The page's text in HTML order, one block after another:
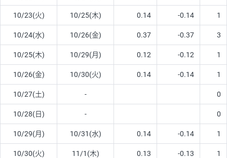
10/23(火) 10/25(木) 0.14 -0.14 1
10/24(水) 10/26(金) 0.37 -0.37 3
10/25(木) 10/29(月) 0.12 -0.12 1
10/26(金) 10/30(火) 0.14 -0.14 1
10/27(土) - 0
10/28(日) - 0
10/29(月) 10/31(水) 0.14 -0.14 1
10/30(火) 11/1(木) 0.13 -0.13 1